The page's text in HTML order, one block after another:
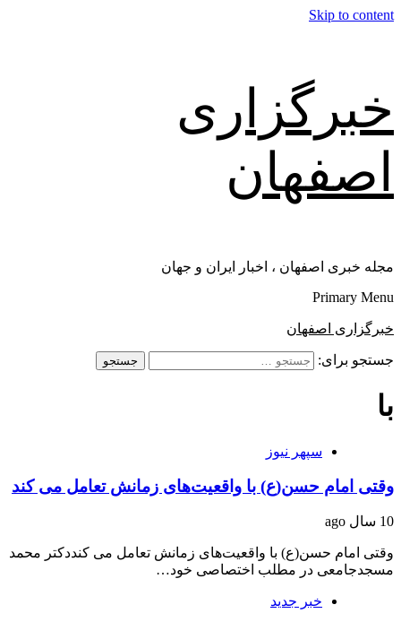
Skip to content
خبرگزاری
اصفهان
مجله خبری اصفهان ، اخبار ایران و جهان
Primary Menu
خبرگزاری اصفهان
جستجو برای:
با
سپهر نیوز
وقتی امام حسن(ع) با واقعیت‌های زمانش تعامل می کند
10 سال ago
وقتی امام حسن(ع) با واقعیت‌های زمانش تعامل می کنددکتر محمد
مسجدجامعی در مطلب اختصاصی خود…
خبر جدید